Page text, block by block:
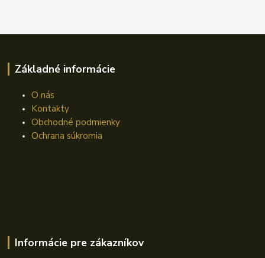
Základné informácie
O nás
Kontakty
Obchodné podmienky
Ochrana súkromia
Informácie pre zákazníkov